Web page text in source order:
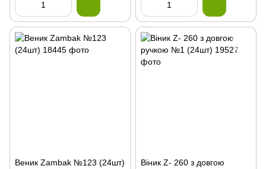
Веник Zambak №123 (24шт)
Вiник Z- 260 з довгою